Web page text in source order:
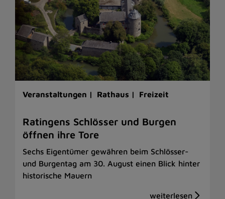
Veranstaltungen | Rathaus | Freizeit
Ratingens Schlösser und Burgen
öffnen ihre Tore
Sechs Eigentümer gewähren beim Schlösser-
und Burgentag am 30. August einen Blick hinter
historische Mauern